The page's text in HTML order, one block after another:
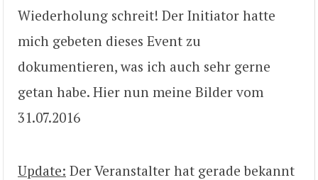
Wiederholung schreit! Der Initiator hatte
mich gebeten dieses Event zu
dokumentieren, was ich auch sehr gerne
getan habe. Hier nun meine Bilder vom
31.07.2016
Update: Der Veranstalter hat gerade bekannt